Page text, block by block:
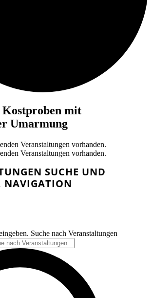
mit
Umarmung
Veranstaltungen vorhanden.
Veranstaltungen vorhanden.
SUCHE UND
NAVIGATION
Suche nach Veranstaltungen